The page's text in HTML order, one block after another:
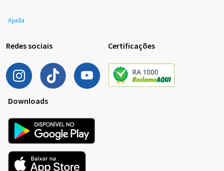
Ajuda
Redes sociais Certificações
Downloads